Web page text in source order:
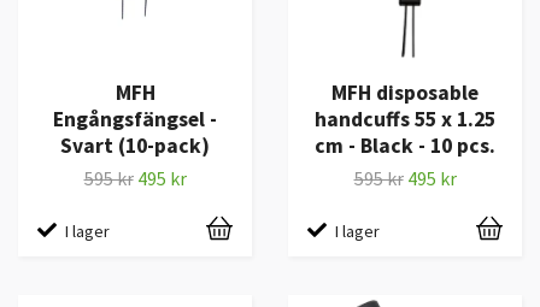
MFH
Engångsfängsel -
Svart (10-pack)
595 kr 495 kr
I lager
MFH disposable
handcuffs 55 x 1.25
cm - Black - 10 pcs.
595 kr 495 kr
I lager